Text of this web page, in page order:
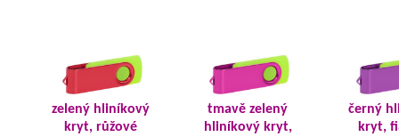
zelený hliníkový
kryt, růžové
tmavě zelený
hliníkový kryt,
černý
kryt,